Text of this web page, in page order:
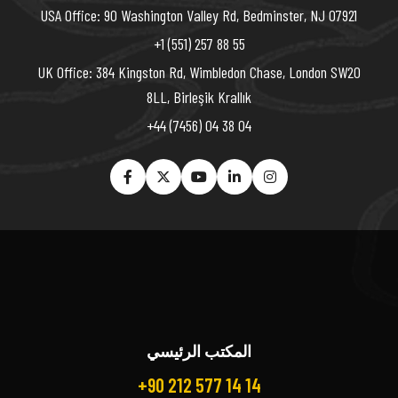
USA Office: 90 Washington Valley Rd, Bedminster, NJ 07921
+1 (551) 257 88 55
UK Office: 384 Kingston Rd, Wimbledon Chase, London SW20
8LL, Birleşik Krallık
+44 (7456) 04 38 04
المكتب الرئيسي
+90 212 577 14 14